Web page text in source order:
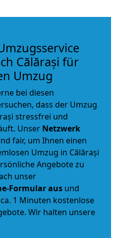
Călărași für
Umzug
bei diesen
dass der Umzug
stressfrei und
Unser Netzwerk
fair, um Ihnen einen
Umzug in Călărași
Angebote zu
unser
Formular aus und
1 Minuten kostenlose
Wir halten unsere